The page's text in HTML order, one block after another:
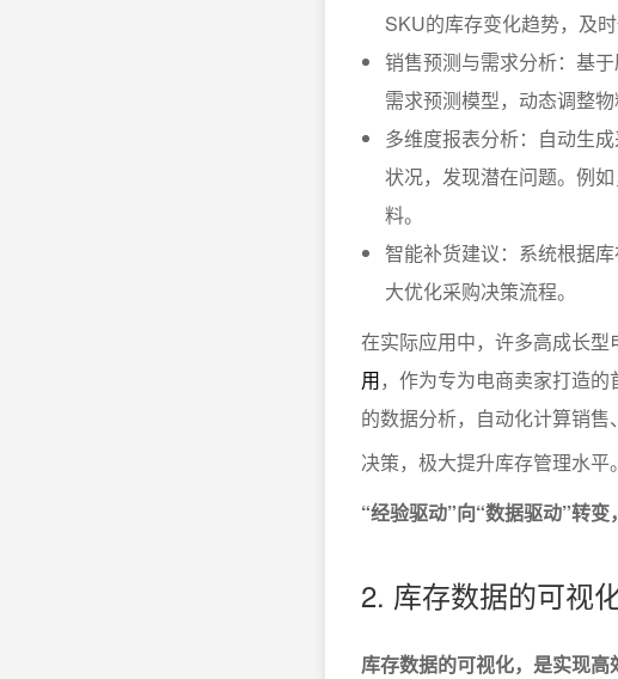
SKU的库存变化趋势，及
销售预测与需求分析：基
需求预测模型，动态调整
多维度报表分析：自动生
状况，发现潜在问题。例
料。
智能补货建议：系统根据
大优化采购决策流程。
在实际应用中，许多高成长型
用，作为专为电商卖家打造
的数据分析，自动化计算销
决策，极大提升库存管理水平
“经验驱动”向“数据驱动”转
2. 库存数据的可视
库存数据的可视化，是实现